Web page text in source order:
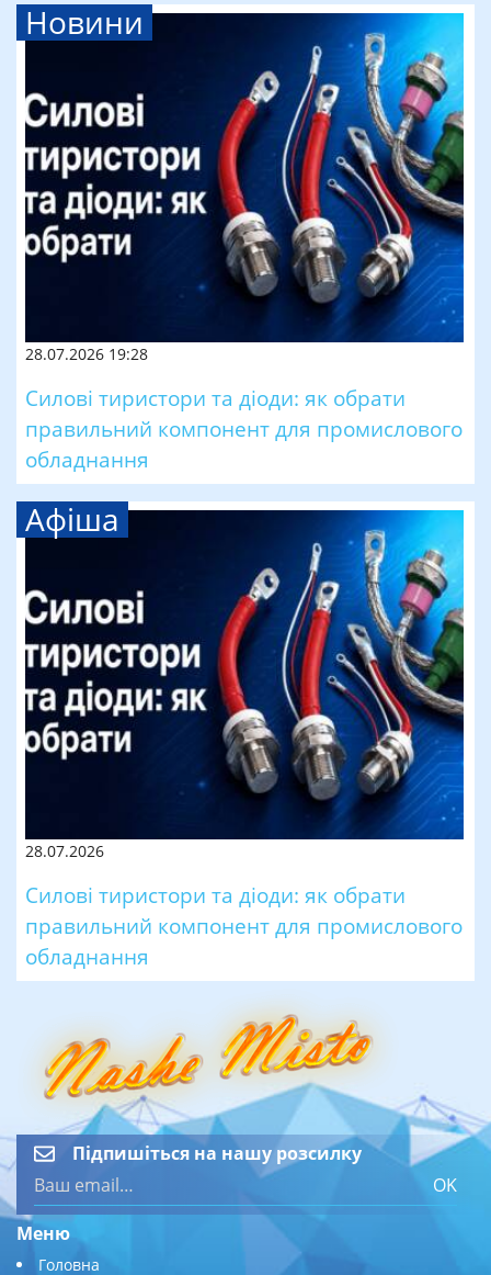
Новини
28.07.2026 19:28
Силові тиристори та діоди: як обрати
правильний компонент для промислового
обладнання
Афіша
28.07.2026
Силові тиристори та діоди: як обрати
правильний компонент для промислового
обладнання
Підпишіться на нашу розсилку
OK
Меню
Головна